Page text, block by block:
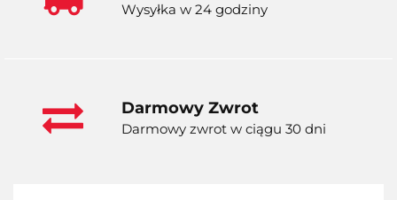
Wysyłka w 24 godziny
Darmowy Zwrot
Darmowy zwrot w ciągu 30 dni